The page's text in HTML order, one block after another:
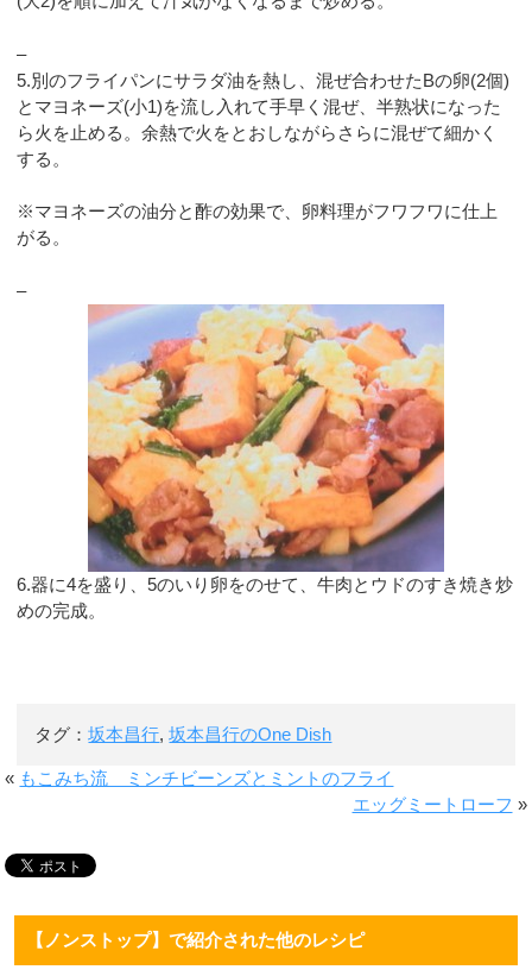
–
5.別のフライパンにサラダ油を熱し、混ぜ合わせたBの卵(2個)
とマヨネーズ(小1)を流し入れて手早く混ぜ、半熟状になった
ら火を止める。余熱で火をとおしながらさらに混ぜて細かく
する。
※マヨネーズの油分と酢の効果で、卵料理がフワフワに仕上
がる。
–
6.器に4を盛り、5のいり卵をのせて、牛肉とウドのすき焼き炒
めの完成。
タグ：坂本昌行,坂本昌行のOne Dish
« もこみち流 ミンチビーンズとミントのフライ
エッグミートローフ »
【ノンストップ】で紹介された他のレシピ